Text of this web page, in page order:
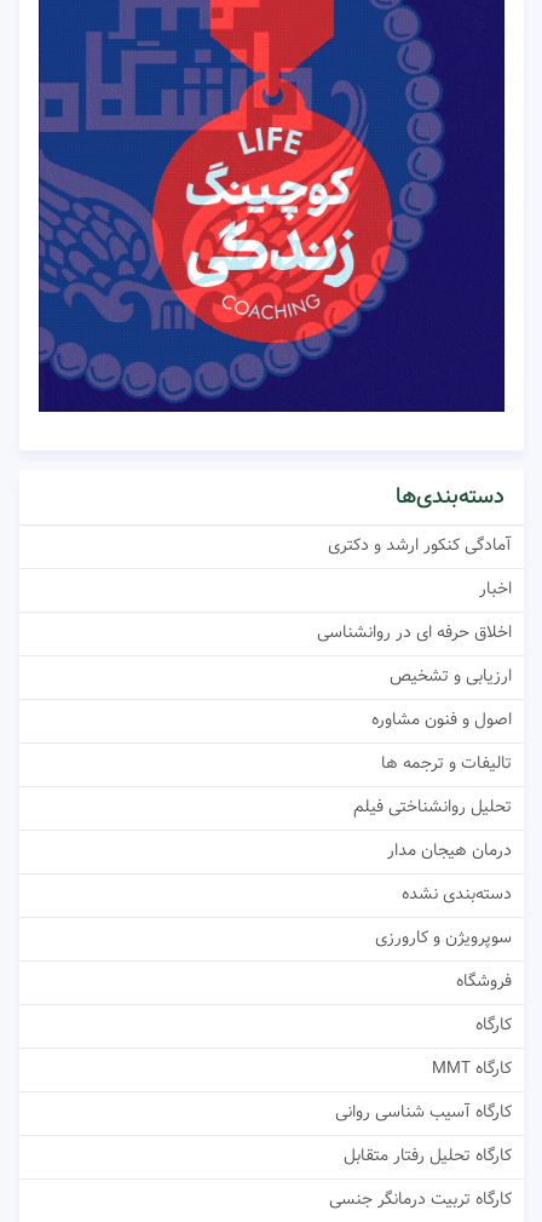
دسته‌بندی‌ها
آمادگی کنکور ارشد و دکتری
اخبار
اخلاق حرفه ای در روانشناسی
ارزیابی و تشخیص
اصول و فنون مشاوره
تالیفات و ترجمه ها
تحلیل روانشناختی فیلم
درمان هیجان مدار
دسته‌بندی نشده
سوپرویژن و کارورزی
فروشگاه
کارگاه
کارگاه MMT
کارگاه آسیب شناسی روانی
کارگاه تحلیل رفتار متقابل
کارگاه تربیت درمانگر جنسی